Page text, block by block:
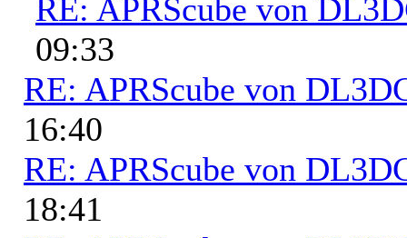
RE: APRScube von
09:33
RE: APRScube von
16:40
RE: APRScube von
18:41